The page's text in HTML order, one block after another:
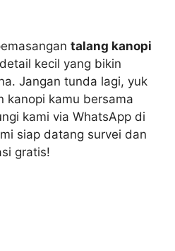
talang kanopi
kecil yang bikin
Jangan tunda lagi, yuk
kanopi kamu bersama
kami via WhatsApp di
siap datang survei dan
gratis!